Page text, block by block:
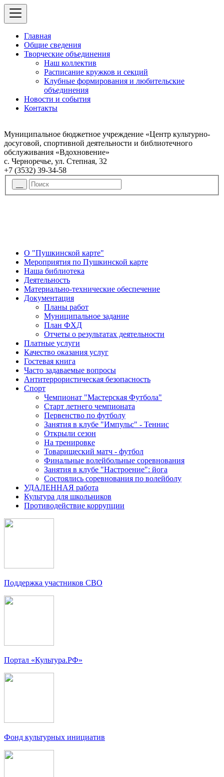
Главная
Общие сведения
Творческие объединения
Наш коллектив
Расписание кружков и секций
Клубные формирования и любительские
объединения
Новости и события
Контакты
Муниципальное бюджетное учреждение «Центр культурно-
досуговой, спортивной деятельности и библиотечного
обслуживания «Вдохновение»
с. Черноречье, ул. Степная, 32
+7 (3532) 39-34-58
О "Пушкинской карте"
Мероприятия по Пушкинской карте
Наша библиотека
Деятельность
Материально-технические обеспечение
Документация
Планы работ
Муниципальное задание
План ФХД
Отчеты о результатах деятельности
Платные услуги
Качество оказания услуг
Гостевая книга
Часто задаваемые вопросы
Антитеррористическая безопасность
Спорт
Чемпионат "Мастерская Футбола"
Старт летнего чемпионата
Первенство по футболу
Занятия в клубе "Импульс" - Теннис
Открыли сезон
На тренировке
Товарищеский матч - футбол
Финальные волейбольные соревнования
Занятия в клубе "Настроение": йога
Состоялись соревнования по волейболу
УДАЛЕННАЯ работа
Культура для школьников
Противодействие коррупции
Поддержка участников СВО
Портал «Культура.РФ»
Фонд культурных инициатив